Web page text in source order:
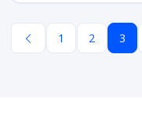
1 2 3